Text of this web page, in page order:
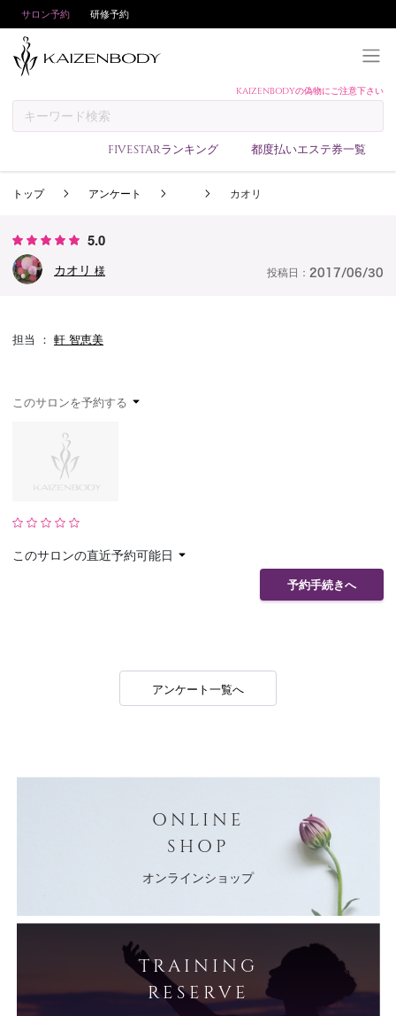
サロン予約 研修予約
KAIZENBODYの偽物にご注意下さい
FIVESTARランキング 都度払いエステ券一覧
予約方法
サロンランキング
トップ アンケート カオリ
5.0
カオリ 様 投稿日： 2017/06/30
担当 ： 軒 智恵美
このサロンを予約する
このサロンの直近予約可能日
予約手続きへ
アンケート一覧へ
ONLINE
SHOP
オンラインショップ
TRAINING
RESERVE